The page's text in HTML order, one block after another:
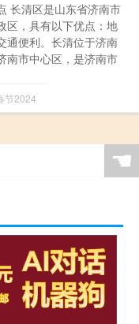
长清区是山东省济南市
区，具有以下优点：地
通便利。长清位于济南
南市中心区，是济南市
节2024
☚